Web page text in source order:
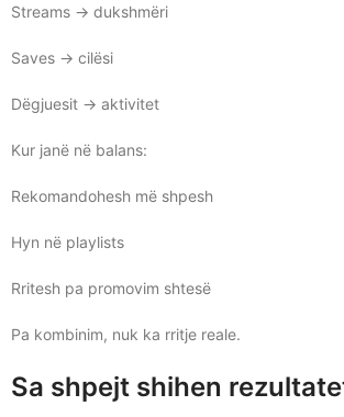
Streams → dukshmëri
Saves → cilësi
Dëgjuesit → aktivitet
Kur janë në balans:
Rekomandohesh më shpesh
Hyn në playlists
Rritesh pa promovim shtesë
Pa kombinim, nuk ka rritje reale.
Sa shpejt shihen